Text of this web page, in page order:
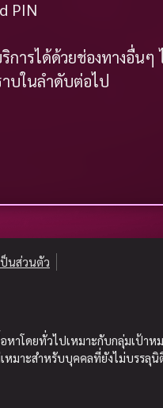
PIN
การได้ด้วยช่องทางอื่นๆ
บในลำดับต่อไป
นส่วนตัว
หาโดยทั่วไปเหมาะกับกลุ่มเป้า
หมาะสำหรับบุคคลที่ยังไม่บรรลุนิ